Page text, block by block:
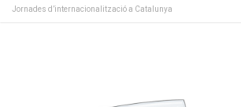
Jornades d’internacionalització a Catalunya